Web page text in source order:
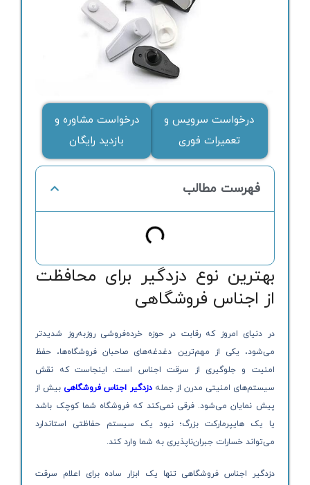
درخواست سرویس و
تعمیرات فوری
درخواست مشاوره و
بازدید رایگان
فهرست مطالب
بهترین نوع دزدگیر برای محافظت
از اجناس فروشگاهی
در دنیای امروز که رقابت در حوزه خرده‌فروشی روزبه‌روز شدیدتر
می‌شود، یکی از مهم‌ترین دغدغه‌های صاحبان فروشگاه‌ها، حفظ
امنیت و جلوگیری از سرقت اجناس است. اینجاست که نقش
سیستم‌های امنیتی مدرن از جملهدزدگیر اجناس فروشگاهی بیش از
پیش نمایان می‌شود. فرقی نمی‌کند که فروشگاه شما کوچک باشد
یا یک هایپرمارکت بزرگ؛ نبود یک سیستم حفاظتی استاندارد
می‌تواند خسارات جبران‌ناپذیری به شما وارد کند.
دزدگیر اجناس فروشگاهی تنها یک ابزار ساده برای اعلام سرقت